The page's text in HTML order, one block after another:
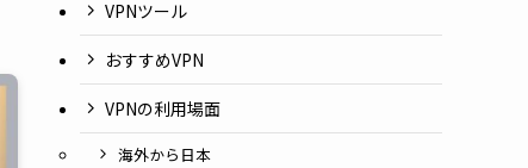
VPNツール
おすすめVPN
VPNの利用場面
海外から日本